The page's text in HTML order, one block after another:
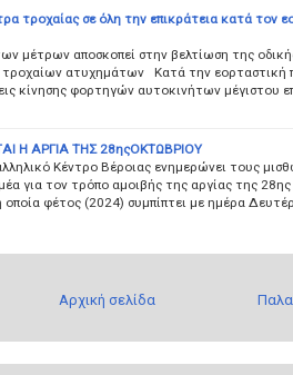
τροχαίας σε όλη την επικράτεια κατά τον
μέτρων αποσκοπεί στην βελτίωση της
ατυχημάτων Κατά την εορταστική
κίνησης φορτηγών αυτοκινήτων μέγιστου
Η ΑΡΓΙΑ ΤΗΣ 28ηςΟΚΤΩΒΡΙΟΥ
Κέντρο Βέροιας ενημερώνει τους
για τον τρόπο αμοιβής της αργίας της
φέτος (2024) συμπίπτει με ημέρα
Αρχική σελίδα